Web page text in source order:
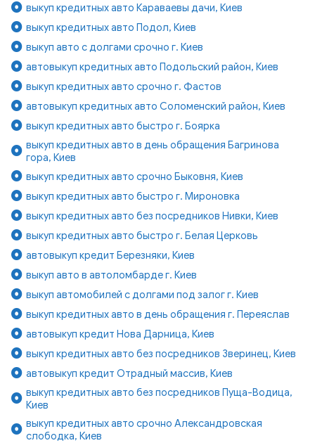
выкуп кредитных авто Караваевы дачи, Киев
выкуп кредитных авто Подол, Киев
выкуп авто с долгами срочно г. Киев
автовыкуп кредитных авто Подольский район, Киев
выкуп кредитных авто срочно г. Фастов
автовыкуп кредитных авто Соломенский район, Киев
выкуп кредитных авто быстро г. Боярка
выкуп кредитных авто в день обращения Багринова
гора, Киев
выкуп кредитных авто срочно Быковня, Киев
выкуп кредитных авто быстро г. Мироновка
выкуп кредитных авто без посредников Нивки, Киев
выкуп кредитных авто быстро г. Белая Церковь
автовыкуп кредит Березняки, Киев
выкуп авто в автоломбарде г. Киев
выкуп автомобилей с долгами под залог г. Киев
выкуп кредитных авто в день обращения г. Переяслав
автовыкуп кредит Нова Дарница, Киев
выкуп кредитных авто без посредников Зверинец, Киев
автовыкуп кредит Отрадный массив, Киев
выкуп кредитных авто без посредников Пуща-Водица,
Киев
выкуп кредитных авто срочно Александровская
слободка, Киев